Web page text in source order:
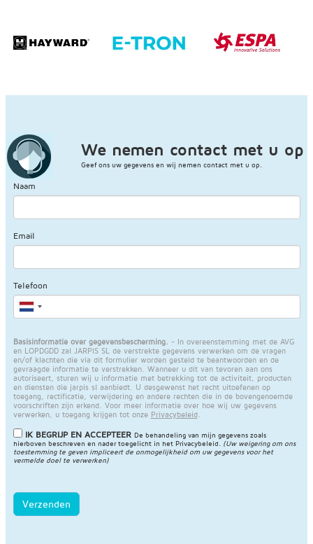
We nemen contact met u op
Geef ons uw gegevens en wij nemen contact met u op.
Naam
Email
Telefoon
Basisinformatie over gegevensbescherming. - In overeenstemming met de AVG
en LOPDGDD zal JARPIS SL de verstrekte gegevens verwerken om de vragen
en/of klachten die via dit formulier worden gesteld te beantwoorden en de
gevraagde informatie te verstrekken. Wanneer u dit van tevoren aan ons
autoriseert, sturen wij u informatie met betrekking tot de activiteit, producten
en diensten die jarpis sl aanbiedt. U desgewenst het recht uitoefenen op
toegang, rectificatie, verwijdering en andere rechten die in de bovengenoemde
voorschriften zijn erkend. Voor meer informatie over hoe wij uw gegevens
verwerken, u toegang krijgen tot onze Privacybeleid.
IK BEGRIJP EN ACCEPTEER De behandeling van mijn gegevens zoals
hierboven beschreven en nader toegelicht in het Privacybeleid
(Uw weigering om ons
toestemming te geven impliceert de onmogelijkheid om uw gegevens voor het
vermelde doel te verwerken)
Verzenden